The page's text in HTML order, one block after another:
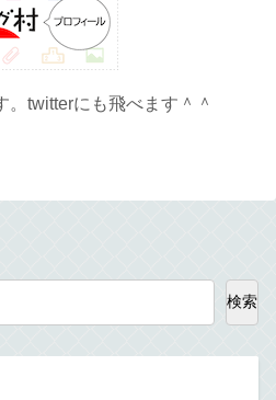
。twitterにも飛べます＾＾
検索